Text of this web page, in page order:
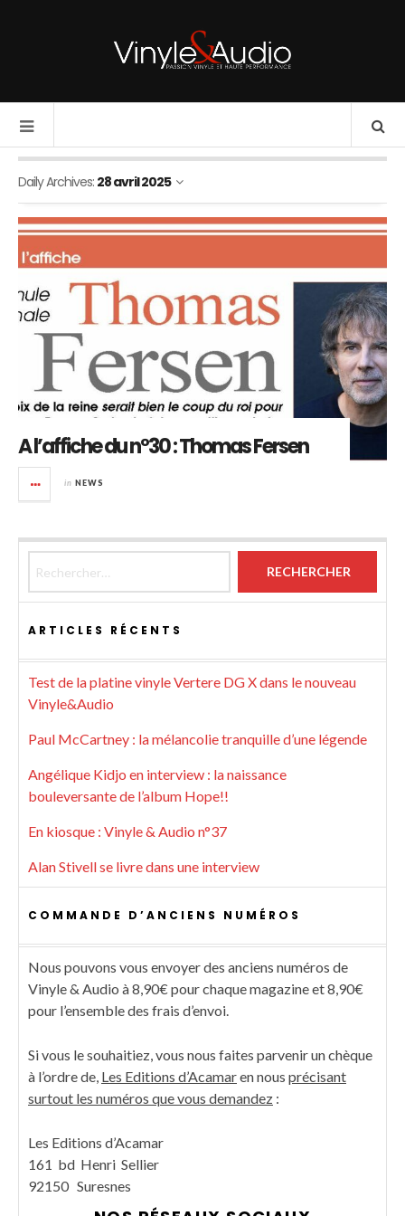
Daily Archives: 28 avril 2025
A l’affiche du n°30 : Thomas Fersen
in NEWS
ARTICLES RÉCENTS
Test de la platine vinyle Vertere DG X dans le nouveau
Vinyle&Audio
Paul McCartney : la mélancolie tranquille d’une légende
Angélique Kidjo en interview : la naissance
bouleversante de l’album Hope!!
En kiosque : Vinyle & Audio n°37
Alan Stivell se livre dans une interview
COMMANDE D’ANCIENS NUMÉROS
Nous pouvons vous envoyer des anciens numéros de
Vinyle & Audio à 8,90€ pour chaque magazine et 8,90€
pour l’ensemble des frais d’envoi.
Si vous le souhaitiez, vous nous faites parvenir un chèque
à l’ordre de, Les Editions d’Acamaren nous précisant
surtout les numéros que vous demandez :
Les Editions d’Acamar
161 bd Henri Sellier
92150 Suresnes